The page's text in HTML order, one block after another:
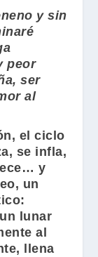
y sin
peor
ser
al
el ciclo
se infla,
y
un
lunar
al
llena